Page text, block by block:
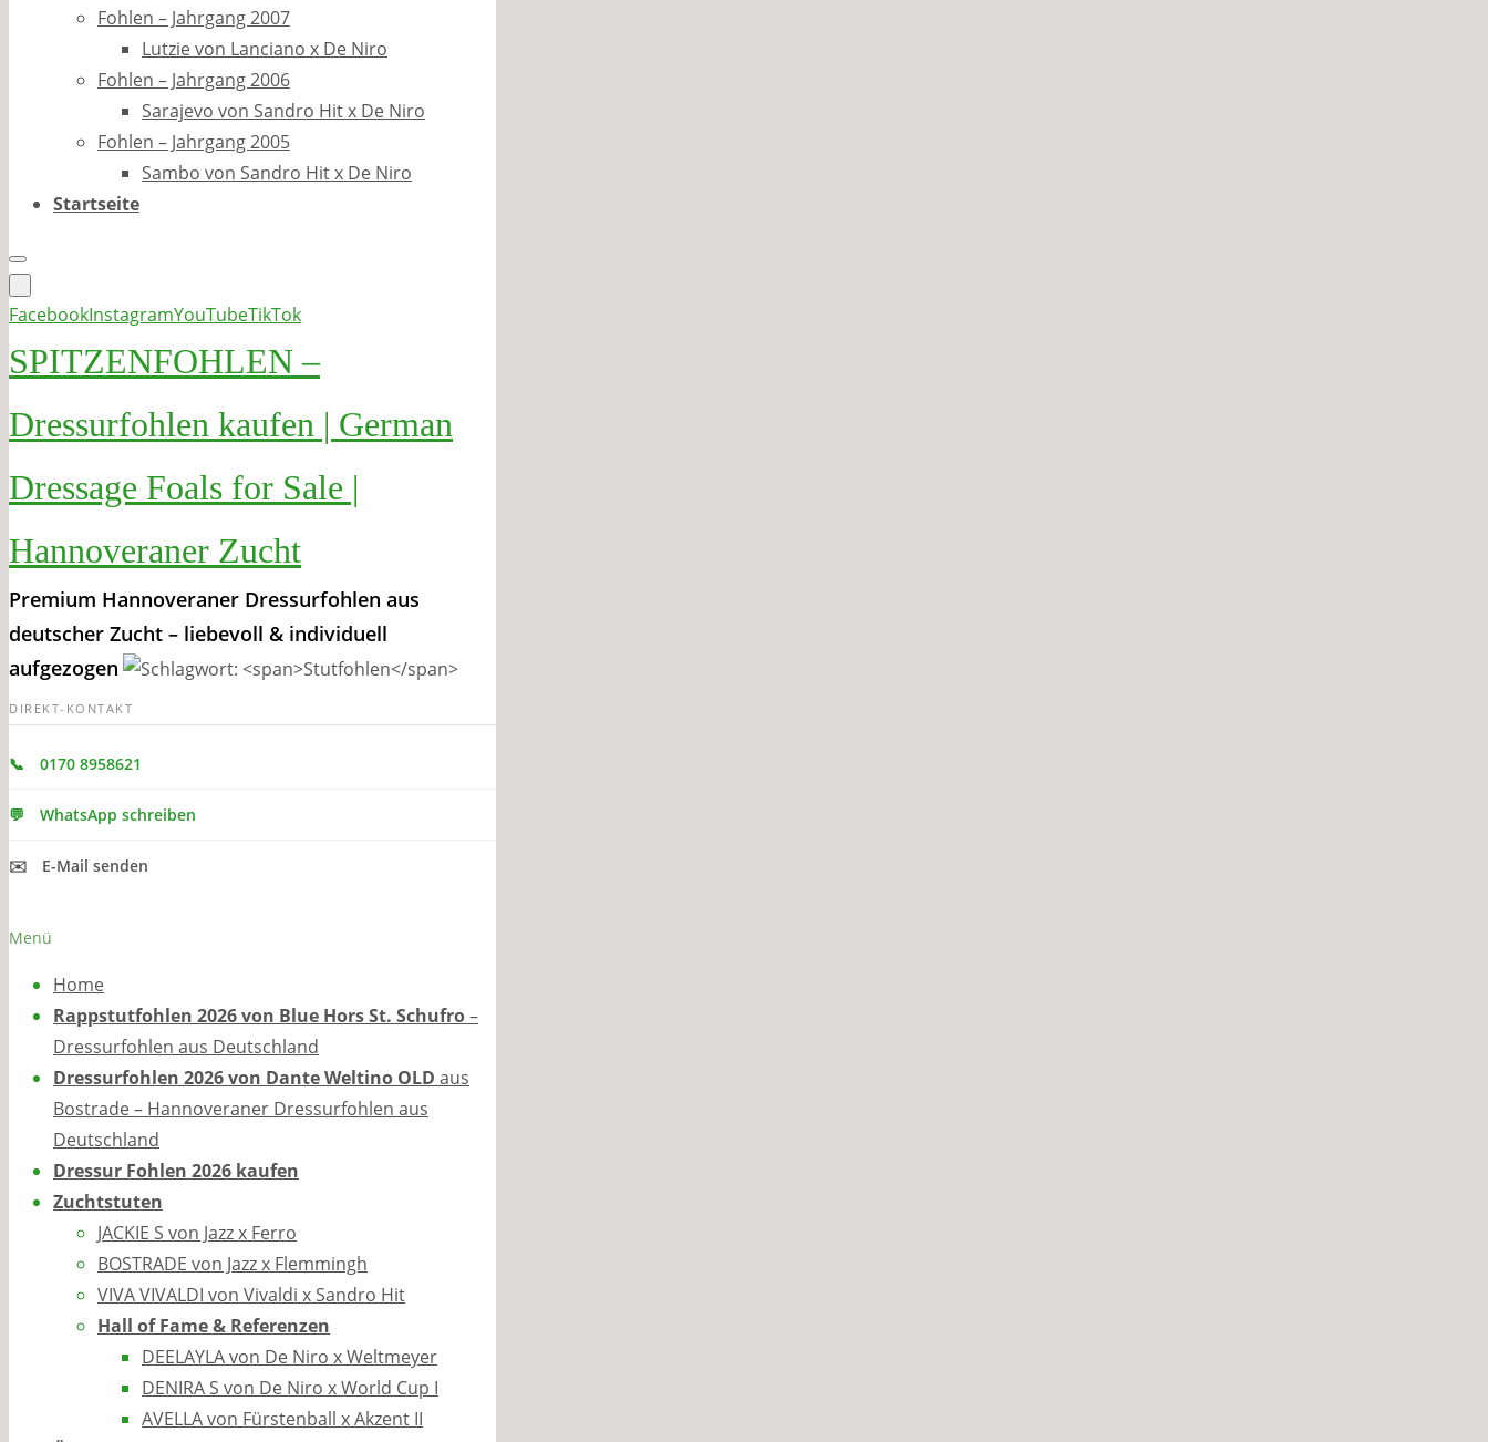
Fohlen – Jahrgang 2007
Lutzie von Lanciano x De Niro
Fohlen – Jahrgang 2006
Sarajevo von Sandro Hit x De Niro
Fohlen – Jahrgang 2005
Sambo von Sandro Hit x De Niro
Startseite
FacebookInstagramYouTubeTikTok
SPITZENFOHLEN –
Dressurfohlen kaufen | German
Dressage Foals for Sale |
Hannoveraner Zucht
Premium Hannoveraner Dressurfohlen aus
deutscher Zucht – liebevoll & individuell
aufgezogen
DIREKT-KONTAKT
📞 0170 8958621
💬 WhatsApp schreiben
✉️ E-Mail senden
Menü
Home
Rappstutfohlen 2026 von Blue Hors St. Schufro–
Dressurfohlen aus Deutschland
Dressurfohlen 2026 von Dante Weltino OLD aus
Bostrade – Hannoveraner Dressurfohlen aus
Deutschland
Dressur Fohlen 2026 kaufen
Zuchtstuten
JACKIE S von Jazz x Ferro
BOSTRADE von Jazz x Flemmingh
VIVA VIVALDI von Vivaldi x Sandro Hit
Hall of Fame & Referenzen
DEELAYLA von De Niro x Weltmeyer
DENIRA S von De Niro x World Cup I
AVELLA von Fürstenball x Akzent II